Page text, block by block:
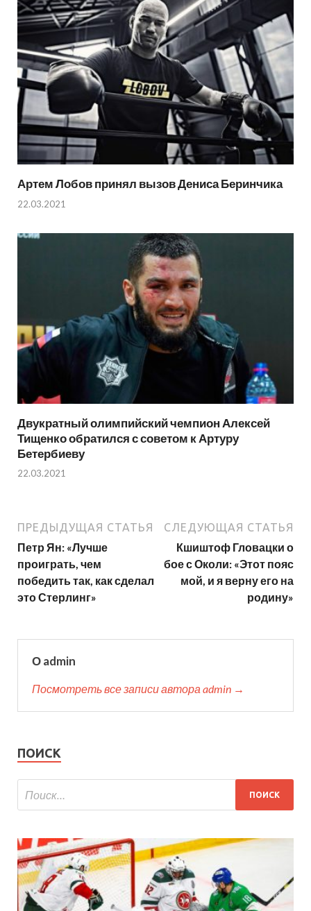
Артем Лобов принял вызов Дениса Беринчика
22.03.2021
Двукратный олимпийский чемпион Алексей
Тищенко обратился с советом к Артуру
Бетербиеву
22.03.2021
ПРЕДЫДУЩАЯ СТАТЬЯ
Петр Ян: «Лучше
проиграть, чем
победить так, как сделал
это Стерлинг»
СЛЕДУЮЩАЯ СТАТЬЯ
Кшиштоф Гловацки о
бое с Околи: «Этот пояс
мой, и я верну его на
родину»
О admin
Посмотреть все записи автора admin →
ПОИСК